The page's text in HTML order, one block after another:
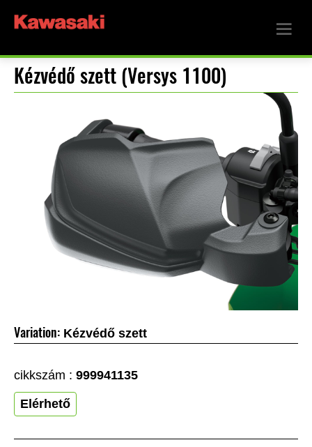
Kézvédő szett (Versys 1100)
Variation: Kézvédő szett
cikkszám : 999941135
Elérhető